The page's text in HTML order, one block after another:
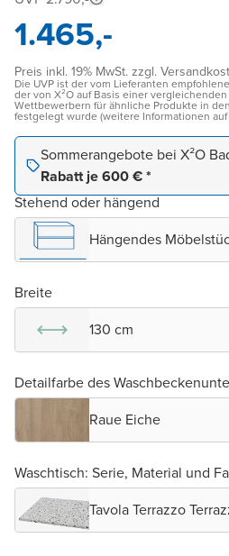
1.465,-
Preis inkl. 19% MwSt. zzgl.
Die UVP ist der vom Lieferanten
der von X²O auf Basis einer
Wettbewerbern für ähnliche Produkte in
festgelegt wurde (weitere Informationen auf
Sommerangebote bei X²O
Rabatt je 600 € *
Stehend oder hängend
Hängendes
Breite
130 cm
Detailfarbe des
Raue Eiche
Waschtisch: Serie, Material und
Tavola Terrazzo